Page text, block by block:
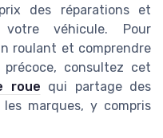
des réparations et
véhicule. Pour
roulant et comprendre
précoce, consultez cet
roue qui partage des
marques, y compris